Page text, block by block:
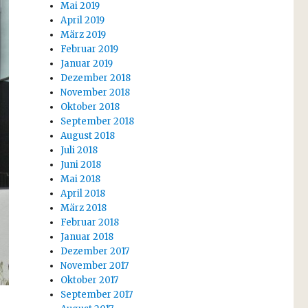
Mai 2019
April 2019
März 2019
Februar 2019
Januar 2019
Dezember 2018
November 2018
Oktober 2018
September 2018
August 2018
Juli 2018
Juni 2018
Mai 2018
April 2018
März 2018
Februar 2018
Januar 2018
Dezember 2017
November 2017
Oktober 2017
September 2017